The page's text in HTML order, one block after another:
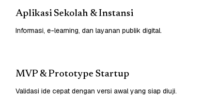
Aplikasi Sekolah & Instansi
Informasi, e-learning, dan layanan publik digital.
MVP & Prototype Startup
Validasi ide cepat dengan versi awal yang siap diuji.